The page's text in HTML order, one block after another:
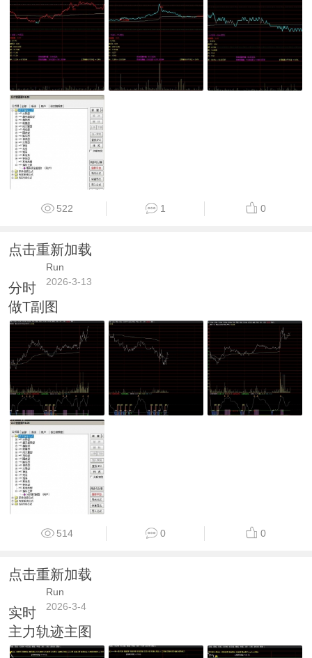
522 1 0
点击重新加载
Run
2026-3-13
分时
做T副图
514 0 0
点击重新加载
Run
2026-3-4
实时
主力轨迹主图